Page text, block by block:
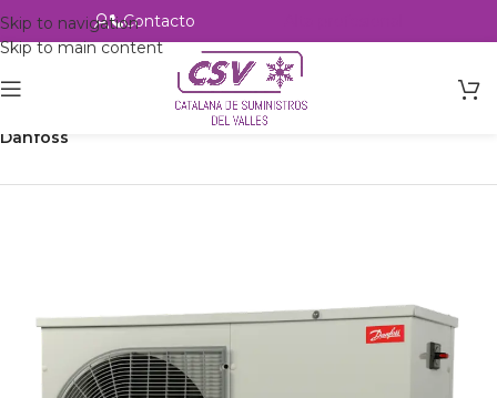
Skip to navigation
Skip to main content
Contacto
Refrigeración Unidades Condensadoras
Danfoss